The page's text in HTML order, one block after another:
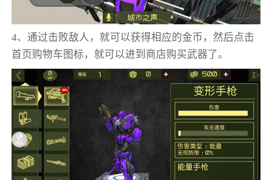
4、通过击败敌人，就可以获得相应的金币，然后点击
首页购物车图标，就可以进到商店购买武器了。